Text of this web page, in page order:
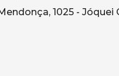
1025 - Jóquei